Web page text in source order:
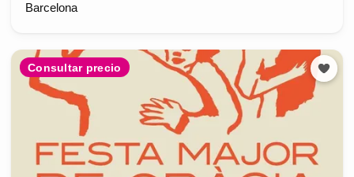
Barcelona
Consultar precio